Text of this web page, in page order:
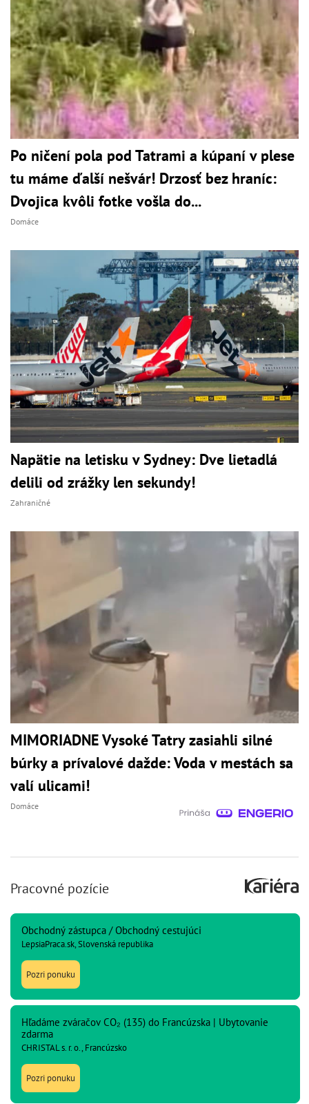
Po ničení pola pod Tatrami a kúpaní v plese
tu máme ďalší nešvár! Drzosť bez hraníc:
Dvojica kvôli fotke vošla do...
Domáce
Napätie na letisku v Sydney: Dve lietadlá
delili od zrážky len sekundy!
Zahraničné
MIMORIADNE Vysoké Tatry zasiahli silné
búrky a prívalové dažde: Voda v mestách sa
valí ulicami!
Domáce
Pracovné pozície
Obchodný zástupca / Obchodný cestujúci
LepsiaPraca.sk, Slovenská republika
Pozri ponuku
Hľadáme zváračov CO₂ (135) do Francúzska | Ubytovanie
zdarma
CHRISTAL s. r. o., Francúzsko
Pozri ponuku